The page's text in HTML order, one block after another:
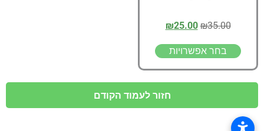
₪35.00
₪25.00
בחר אפשרויות
חזור לעמוד הקודם